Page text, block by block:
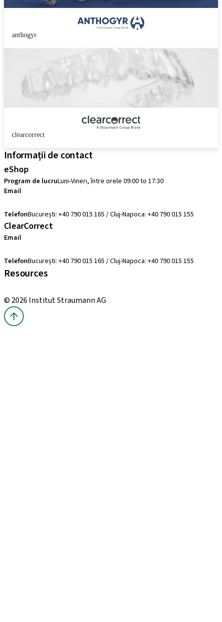
anthogyr
clearcorrect
Informații de contact
eShop
Program de lucruLuni-Vineri, între orele 09:00 to 17:30
Email
TelefonBucurești: +40 790 015 165 / Cluj-Napoca: +40 790 015 155
ClearCorrect
Email
TelefonBucurești: +40 790 015 165 / Cluj-Napoca: +40 790 015 155
Resources
© 2026 Institut Straumann AG